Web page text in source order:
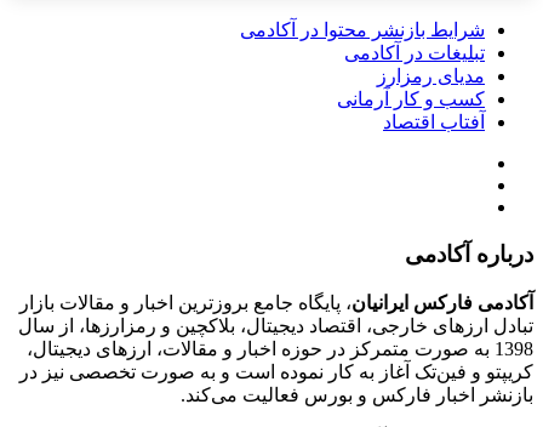
شرایط بازنشر محتوا در آکادمی
تبلیغات در آکادمی
مدیای رمزارز
کسب و کار آرمانی
آفتاب اقتصاد
درباره آکادمی
آکادمی فارکس ایرانیان، پایگاه جامع بروزترین اخبار و مقالات بازار
تبادل ارزهای خارجی، اقتصاد دیجیتال، بلاکچین و رمزارزها، از سال
1398 به صورت متمرکز در حوزه اخبار و مقالات، ارزهای‌ دیجیتال،
کریپتو و فین‌تک آغاز به کار نموده است و به صورت تخصصی نیز در
بازنشر اخبار فارکس و بورس فعالیت می‌کند.